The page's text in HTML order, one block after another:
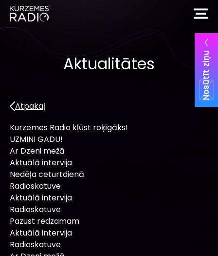
Nosūtīt ziņu
Aktualitātes
Atpakaļ
Kurzemes Radio kļūst roķīgāks!
UZMINI GADU!
Ar Dzeni mežā
Aktuālā intervija
Nedēļa ceturtdienā
Radioskatuve
Aktuālā intervija
Radioskatuve
Pazust redzamam
Aktuālā intervija
Radioskatuve